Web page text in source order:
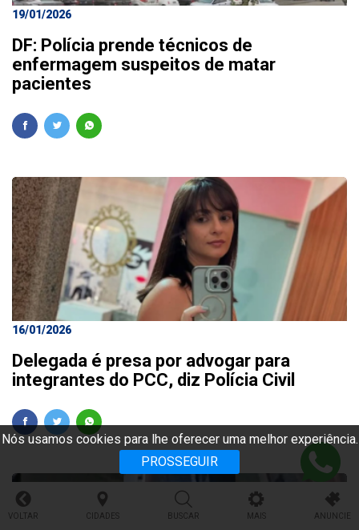
Nós usamos cookies para lhe oferecer uma melhor experiência.
PROSSEGUIR
19/01/2026
DF: Polícia prende técnicos de
enfermagem suspeitos de matar
pacientes
16/01/2026
Delegada é presa por advogar para
integrantes do PCC, diz Polícia Civil
VOLTAR CIDADES BUSCAR MAIS ANUNCIE